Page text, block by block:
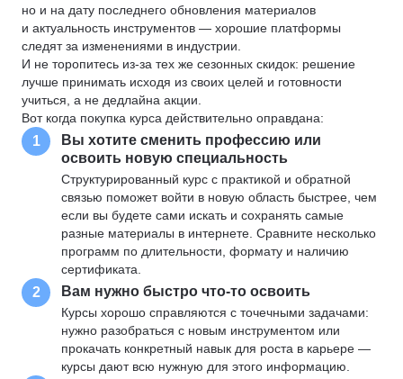
но и на дату последнего обновления материалов
и актуальность инструментов — хорошие платформы
следят за изменениями в индустрии.
И не торопитесь из-за тех же сезонных скидок: решение
лучше принимать исходя из своих целей и готовности
учиться, а не дедлайна акции.
Вот когда покупка курса действительно оправдана:
1
Вы хотите сменить профессию или
освоить новую специальность
Структурированный курс с практикой и обратной
связью поможет войти в новую область быстрее, чем
если вы будете сами искать и сохранять самые
разные материалы в интернете. Сравните несколько
программ по длительности, формату и наличию
сертификата.
2 Вам нужно быстро что-то освоить
Курсы хорошо справляются с точечными задачами:
нужно разобраться с новым инструментом или
прокачать конкретный навык для роста в карьере —
курсы дают всю нужную для этого информацию.